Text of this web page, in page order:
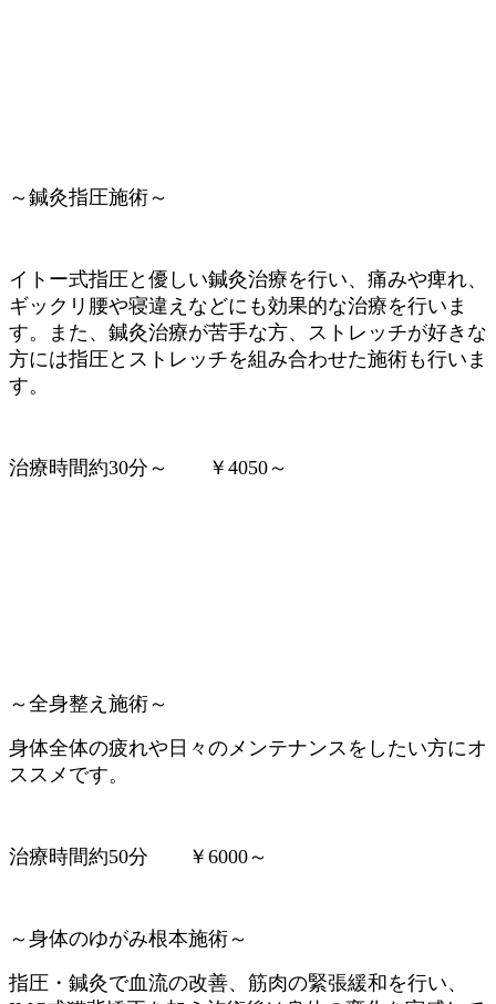
～鍼灸指圧施術～
イトー式指圧と優しい鍼灸治療を行い、痛みや痺れ、
ギックリ腰や寝違えなどにも効果的な治療を行いま
す。また、鍼灸治療が苦手な方、ストレッチが好きな
方には指圧とストレッチを組み合わせた施術も行いま
す。
治療時間約30分～ ￥4050～
～全身整え施術～
身体全体の疲れや日々のメンテナンスをしたい方にオ
ススメです。
治療時間約50分 ￥6000～
～身体のゆがみ根本施術～
指圧・鍼灸で血流の改善、筋肉の緊張緩和を行い、